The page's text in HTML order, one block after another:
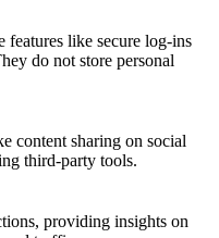
features like secure log-ins
do not store personal
content sharing on social
third-party tools.
providing insights on